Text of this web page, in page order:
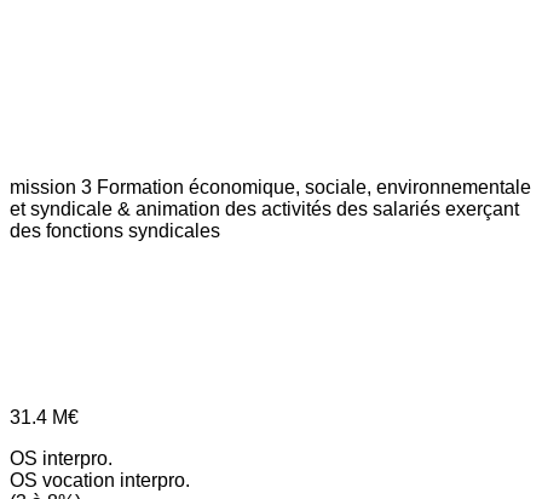
mission 3 Formation économique, sociale, environnementale
et syndicale & animation des activités des salariés exerçant
des fonctions syndicales
31.4 M€
OS interpro.
OS vocation interpro.